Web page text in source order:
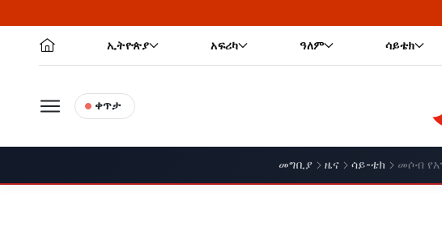
ኢትዮጵያ አፍሪካ ዓለም ሳይቴክ
ቀጥታ
መግቢያ ዜና ሳይ-ቴክ መሶብ